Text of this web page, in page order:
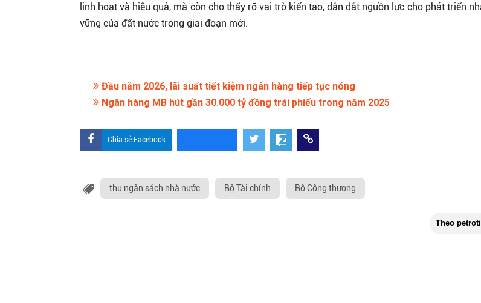
linh hoạt và hiệu quả, mà còn cho thấy rõ vai trò kiến tạo, dẫn dắt nguồn lực cho phát triển
vững của đất nước trong giai đoạn mới.
Đầu năm 2026, lãi suất tiết kiệm ngân hàng tiếp tục nóng
Ngân hàng MB hút gần 30.000 tỷ đồng trái phiếu trong năm 2025
Chia sẻ Facebook
thu ngân sách nhà nước Bộ Tài chính Bộ Công thương